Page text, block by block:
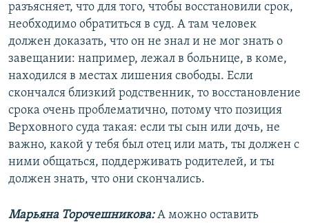
разъясняет, что для того, чтобы восстановили срок,
необходимо обратиться в суд. А там человек
должен доказать, что он не знал и не мог знать о
завещании: например, лежал в больнице, в коме,
находился в местах лишения свободы. Если
скончался близкий родственник, то восстановление
срока очень проблематично, потому что позиция
Верховного суда такая: если ты сын или дочь, не
важно, какой у тебя был отец или мать, ты должен с
ними общаться, поддерживать родителей, и ты
должен знать, что они скончались.
Марьяна Торочешникова:А можно оставить